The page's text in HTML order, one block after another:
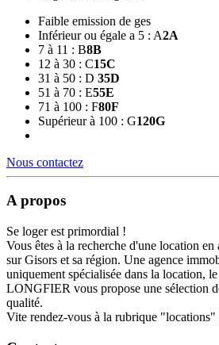
Faible emission de ges
Inférieur ou égale a 5 : A2A
7 à 11 : B8B
12 à 30 : C15C
31 à 50 : D 35D
51 à 70 : E55E
71 à 100 : F80F
Supérieur à 100 : G120G
Nous contactez
A propos
Se loger est primordial !
Vous êtes à la recherche d'une location en
sur Gisors et sa région. Une agence
uniquement spécialisée dans la location,
LONGFIER vous propose une sélection
qualité.
Vite rendez-vous à la rubrique "locations"